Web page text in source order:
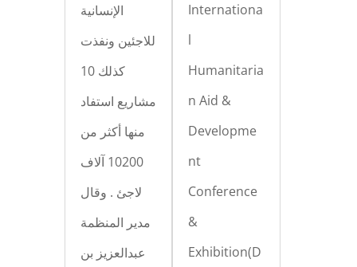
الإنسانية
للاجئين ونفذت
كذلك 10
مشاريع استفاد
منها أكثر من
10200 آلاف
لاجئ . وقال
مدير المنظمة
عبدالعزيز بن
Internationa
l
Humanitaria
n Aid &
Developme
nt
Conference
&
Exhibition(D